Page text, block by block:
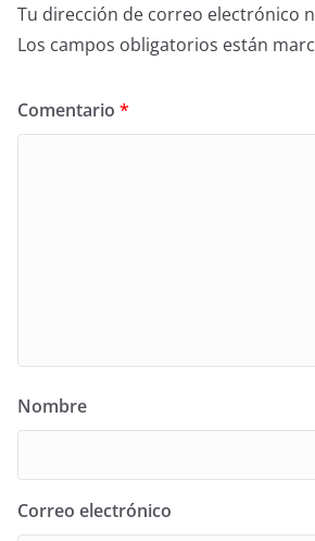
Tu dirección de correo electrónico
Los campos obligatorios están
Comentario *
Nombre
Correo electrónico